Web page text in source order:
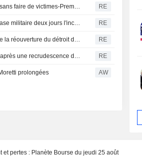
Un drone a explosé dans l'espace aérien bulgare, sans faire de victimes-Premier ministre RE
Allemagne-Des drones repérés au-dessus d'une base militaire deux jours l'incident de Leipzig RE
Les Gardiens de la révolution iraniens affirment que la réouverture du détroit d'Ormuz ne dépend pas des discussions avec Oman RE
La Turquie restreint le trafic maritime en mer Noire après une recrudescence des attaques, selon Bloomberg News RE
prolongées AW
et pertes : Planète Bourse du jeudi 25 août